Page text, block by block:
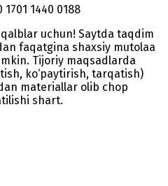
1701 1440 0188
uchun! Saytda taqdim
faqatgina shaxsiy mutolaa
Tijoriy maqsadlarda
ko‘paytirish, tarqatish)
materiallar olib chop
shart.